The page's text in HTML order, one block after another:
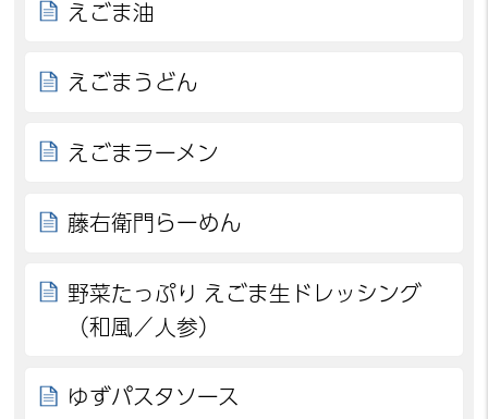
えごま油
えごまうどん
えごまラーメン
藤右衛門らーめん
野菜たっぷり えごま生ドレッシング
（和風／人参）
ゆずパスタソース